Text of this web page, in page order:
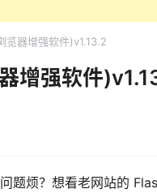
器增强软件)v1.13.2
增强软件
题烦？想看老网站的